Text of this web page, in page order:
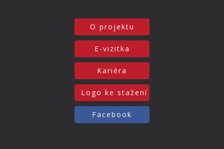
O projektu
E-vizitka
Kariéra
Logo ke stažení
Facebook